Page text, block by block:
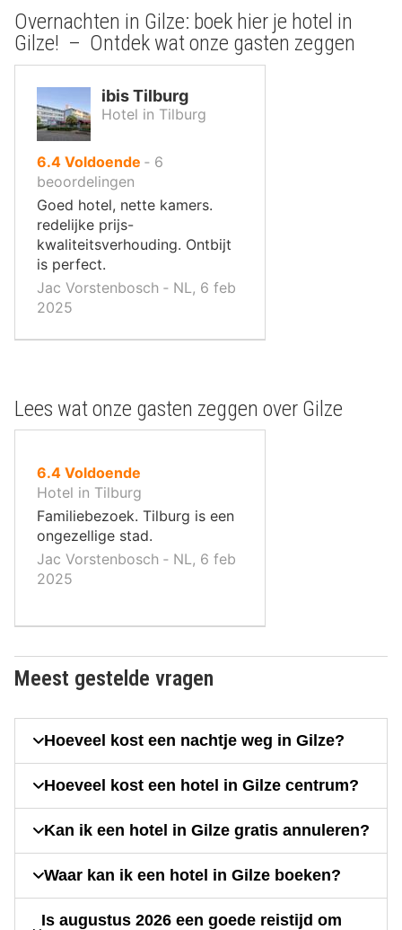
Overnachten in Gilze: boek hier je hotel in
Gilze! – Ontdek wat onze gasten zeggen
ibis Tilburg
Hotel in Tilburg
6.4uit
10
,
Voldoende ‐ 6
beoordelingen
Goed hotel, nette kamers.
redelijke prijs-
kwaliteitsverhouding. Ontbijt
is perfect.
Jac Vorstenbosch ‐ NL, 6 feb
2025
Lees wat onze gasten zeggen over Gilze
6.4uit
10
,
Voldoende
Hotel in Tilburg
Familiebezoek. Tilburg is een
ongezellige stad.
Jac Vorstenbosch ‐ NL, 6 feb
2025
Meest gestelde vragen
Hoeveel kost een nachtje weg in Gilze?
Hoeveel kost een hotel in Gilze centrum?
Kan ik een hotel in Gilze gratis annuleren?
Waar kan ik een hotel in Gilze boeken?
Is augustus 2026 een goede reistijd om